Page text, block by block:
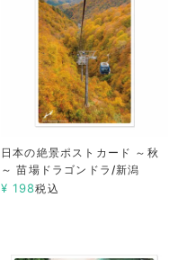
日本の絶景ポストカード ～秋
～ 苗場ドラゴンドラ/新潟
¥ 198税込